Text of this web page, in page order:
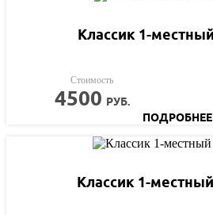
Классик 1-
Стоимость
4500 РУБ.
ПОДРОБНЕЕ
Классик 1-